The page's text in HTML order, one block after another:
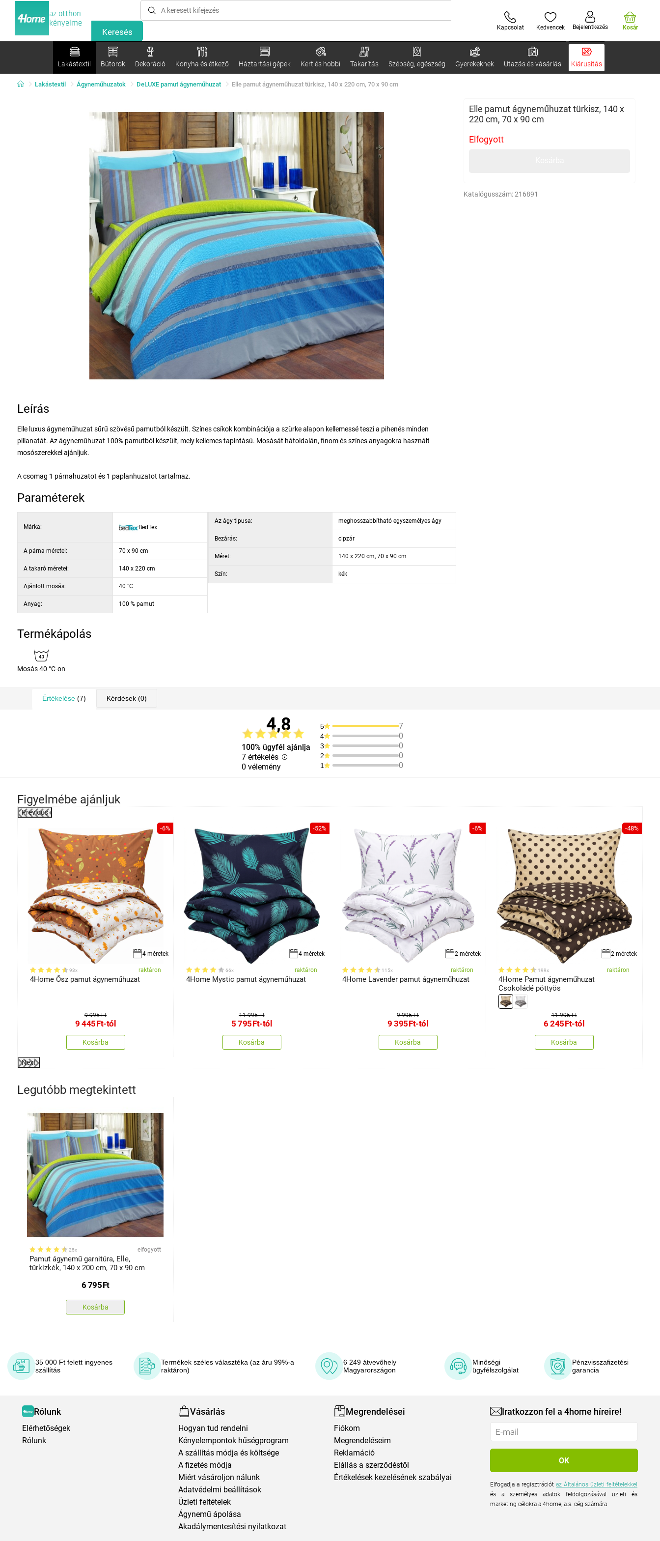
az otthon
kényelme
Kapcsolat Kedvencek Bejelentkezés Kosár
Lakástextil Bútorok Dekoráció Konyha és étkező Háztartási gépek Kert és hobbi Takarítás Szépség, egészség Gyerekeknek Utazás és vásárlás Kiárusítás
Lakástextil Ágyneműhuzatok DeLUXE pamut ágyneműhuzat Elle pamut ágyneműhuzat türkisz, 140 x 220 cm, 70 x 90 cm
Elle pamut ágyneműhuzat türkisz, 140 x
220 cm, 70 x 90 cm
Elfogyott
Katalógusszám:216891
Leírás
Elle luxus ágyneműhuzat sűrű szövésű pamutból készült. Színes csíkok kombinációja a szürke alapon kellemessé teszi a pihenés minden
pillanatát. Az ágyneműhuzat 100% pamutból készült, mely kellemes tapintású. Mosását hátoldalán, finom és színes anyagokra használt
mosószerekkel ajánljuk.
A csomag 1 párnahuzatot és 1 paplanhuzatot tartalmaz.
Paraméterek
Márka: BedTex
A párna méretei: 70 x 90 cm
A takaró méretei: 140 x 220 cm
Ajánlott mosás: 40 °C
Anyag: 100 % pamut
Az ágy tipusa: meghosszabbítható egyszemélyes ágy
Bezárás: cipzár
Méret: 140 x 220 cm, 70 x 90 cm
Szín: kék
Termékápolás
Mosás 40 °C-on
Értékelése (7) Kérdések (0)
4,8
100% ügyfél ajánlja
7 értékelés
0 vélemény
5 7
4 0
3 0
2 0
1 0
Figyelmébe ajánljuk
Previous
-6%
4 méretek
93x raktáron
4Home Ősz pamut ágyneműhuzat
9 995 Ft
9 445Ft-tól
Kosárba
-52%
4 méretek
66x raktáron
4Home Mystic pamut ágyneműhuzat
11 995 Ft
5 795Ft-tól
Kosárba
-6%
2 méretek
115x raktáron
4Home Lavender pamut ágyneműhuzat
9 995 Ft
9 395Ft-tól
Kosárba
-48%
2 méretek
199x raktáron
4Home Pamut ágyneműhuzat
Csokoládé pöttyös
11 995 Ft
6 245Ft-tól
Kosárba
Next
Legutóbb megtekintett
25x elfogyott
Pamut ágynemű garnitúra, Elle,
türkizkék, 140 x 200 cm, 70 x 90 cm
6 795Ft
Kosárba
35 000 Ft felett ingyenes
szállítás
Termékek széles választéka (az áru 99%-a
raktáron)
6 249 átvevőhely
Magyarországon
Minőségi
ügyfélszolgálat
Pénzvisszafizetési
garancia
Rólunk
Elérhetőségek
Rólunk
Vásárlás
Hogyan tud rendelni
Kényelempontok hűségprogram
A szállítás módja és költsége
A fizetés módja
Miért vásároljon nálunk
Adatvédelmi beállítások
Üzleti feltételek
Ágynemű ápolása
Akadálymentesítési nyilatkozat
Megrendelései
Fiókom
Megrendeléseim
Reklamáció
Elállás a szerződéstől
Értékelések kezelésének szabályai
Iratkozzon fel a 4home híreire!
Elfogadja a regisztrációtaz Általános üzleti feltételekkel
és a személyes adatok feldolgozásával üzleti és
marketing célokra a 4home, a.s. cég számára